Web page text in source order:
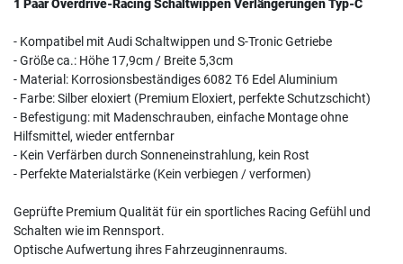
1 Paar Overdrive-Racing Schaltwippen Verlängerungen Typ-C
- Kompatibel mit Audi Schaltwippen und S-Tronic Getriebe
- Größe ca.: Höhe 17,9cm / Breite 5,3cm
- Material: Korrosionsbeständiges 6082 T6 Edel Aluminium
- Farbe: Silber eloxiert (Premium Eloxiert, perfekte Schutzschicht)
- Befestigung: mit Madenschrauben, einfache Montage ohne
Hilfsmittel, wieder entfernbar
- Kein Verfärben durch Sonneneinstrahlung, kein Rost
- Perfekte Materialstärke (Kein verbiegen / verformen)
Geprüfte Premium Qualität für ein sportliches Racing Gefühl und
Schalten wie im Rennsport.
Optische Aufwertung ihres Fahrzeuginnenraums.